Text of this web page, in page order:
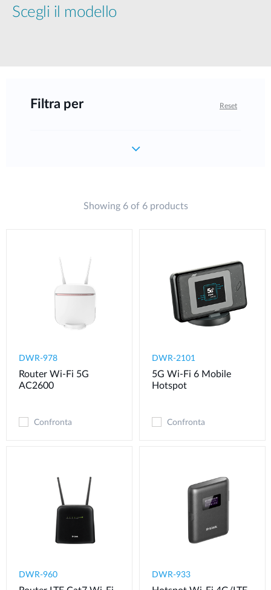
Scegli il modello
Filtra per Reset
Showing 6 of 6 products
DWR-978
Router Wi-Fi 5G
AC2600
Confronta
DWR-2101
5G Wi-Fi 6 Mobile
Hotspot
Confronta
DWR-960 DWR-933